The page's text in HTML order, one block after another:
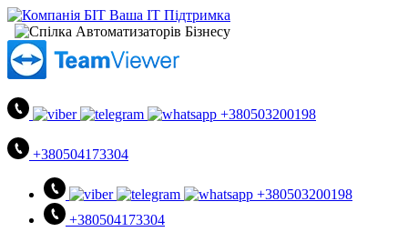
+380503200198
+380504173304
+380503200198
+380504173304